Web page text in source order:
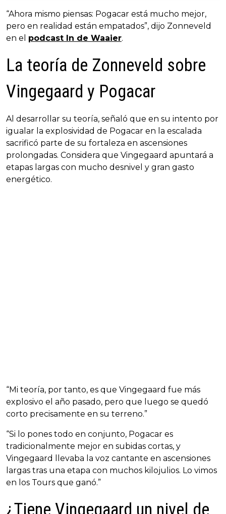
“Ahora mismo piensas: Pogacar está mucho mejor,
pero en realidad están empatados”, dijo Zonneveld
en el podcast In de Waaier.
La teoría de Zonneveld sobre
Vingegaard y Pogacar
Al desarrollar su teoría, señaló que en su intento por
igualar la explosividad de Pogacar en la escalada
sacrificó parte de su fortaleza en ascensiones
prolongadas. Considera que Vingegaard apuntará a
etapas largas con mucho desnivel y gran gasto
energético.
“Mi teoría, por tanto, es que Vingegaard fue más
explosivo el año pasado, pero que luego se quedó
corto precisamente en su terreno.”
“Si lo pones todo en conjunto, Pogacar es
tradicionalmente mejor en subidas cortas, y
Vingegaard llevaba la voz cantante en ascensiones
largas tras una etapa con muchos kilojulios. Lo vimos
en los Tours que ganó.”
¿Tiene Vingegaard un nivel de